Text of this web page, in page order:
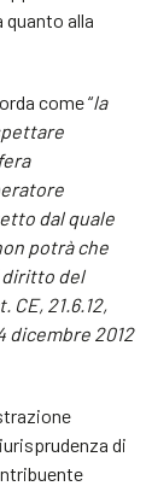
alla
come “la
dal quale
potrà che
diritto del
CE, 21.6.12,
dicembre 2012
di